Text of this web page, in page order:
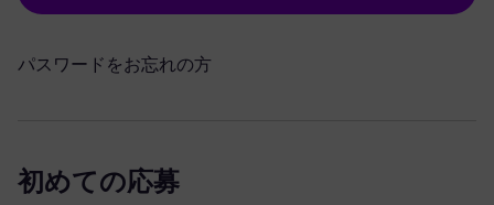
パスワードをお忘れの方
初めての応募